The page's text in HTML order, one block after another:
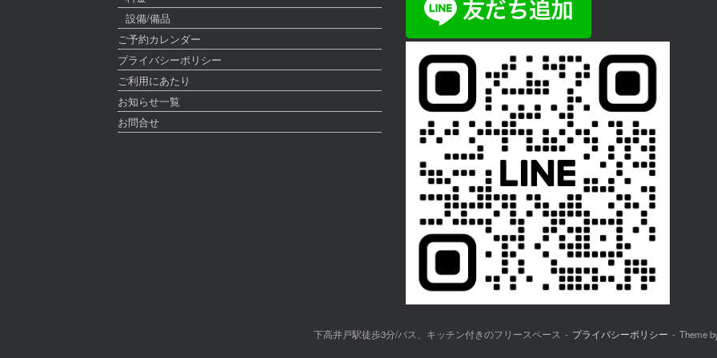
設備/備品
ご予約カレンダー
プライバシーポリシー
ご利用にあたり
お知らせ一覧
お問合せ
下高井戸駅徒歩3分/バス、キッチン付きのフリースペース プライバシーポリシー Theme